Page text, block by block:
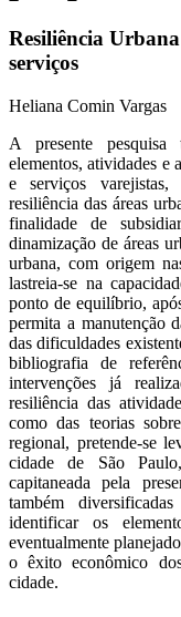
Resiliência
serviços
Heliana Comin Vargas
A presente
elementos, atividades e
e serviços
resiliência das áreas
finalidade de
dinamização de áreas
urbana, com origem
lastreia-se na
ponto de equilíbrio,
permita a manutenção
das dificuldades
bibliografia de
intervenções já
resiliência das
como das teorias
regional, pretende-se
cidade de São
capitaneada pela
também
identificar os
eventualmente
o êxito econômico
cidade.